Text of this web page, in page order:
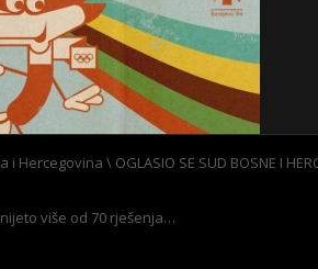
i Hercegovina \ OGLASIO SE SUD BOSNE I
više od 70 rješenja…